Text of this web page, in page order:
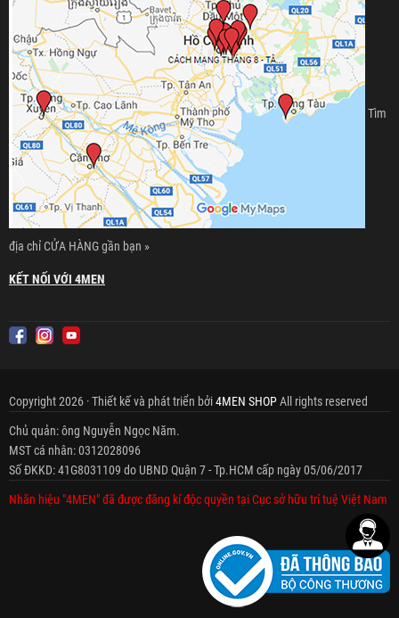
Tìm
địa chỉ CỬA HÀNG gần bạn »
KẾT NỐI VỚI 4MEN
Copyright 2026 · Thiết kế và phát triển bởi4MEN SHOPAll rights reserved
Chủ quản: ông Nguyễn Ngọc Năm.
MST cá nhân: 0312028096
Số ĐKKD: 41G8031109 do UBND Quận 7 - Tp.HCM cấp ngày 05/06/2017
Nhãn hiệu "4MEN" đã được đăng kí độc quyền tại Cục sở hữu trí tuệ Việt Nam